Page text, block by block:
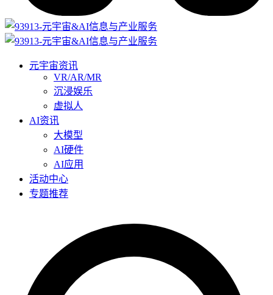
元宇宙资讯
VR/AR/MR
沉浸娱乐
虚拟人
AI资讯
大模型
AI硬件
AI应用
活动中心
专题推荐